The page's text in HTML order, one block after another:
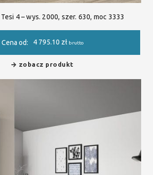
4 – wys. 2000, szer. 630, moc 3333
Cena od: 4 795.10 zł brutto
zobacz produkt